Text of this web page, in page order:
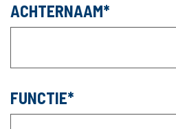
ACHTERNAAM
FUNCTIE